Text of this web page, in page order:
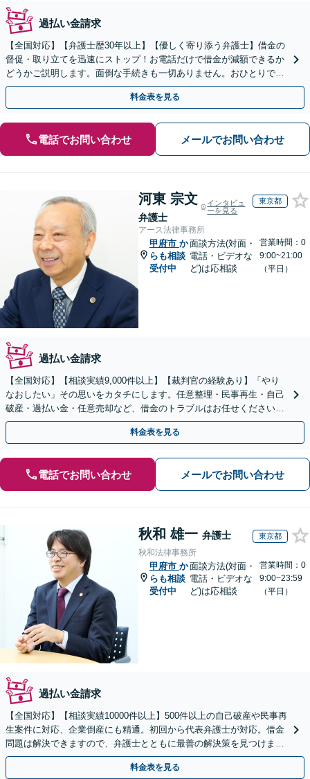
過払い金請求
【全国対応】【弁護士歴30年以上】【優しく寄り添う弁護士】借金の
督促・取り立てを迅速にストップ！お電話だけで借金が減額できるか
どうかご説明します。面倒な手続きも一切ありません。おひとりで悩
まず、お気軽にご相談ください。【電話相談可】
料金表を見る
電話でお問い合わせ メールでお問い合わせ
河東 宗文
弁護士
インタビュ
ーを見る
東京都
アース法律事務所
甲府市 か
らも相談
受付中
面談方法(対面・
電話・ビデオな
ど)は応相談
営業時間：0
9:00~21:00
（平日）
過払い金請求
【全国対応】【相談実績9,000件以上】【裁判官の経験あり】「やり
なおしたい」その思いをカタチにします。任意整理・民事再生・自己
破産・過払い金・任意売却など、借金のトラブルはお任せください。
【初回相談無料】【全国対応可能】
料金表を見る
電話でお問い合わせ メールでお問い合わせ
秋和 雄一 弁護士 東京都
秋和法律事務所
甲府市 か
らも相談
受付中
面談方法(対面・
電話・ビデオな
ど)は応相談
営業時間：0
9:00~23:59
（平日）
過払い金請求
【全国対応】【相談実績10000件以上】500件以上の自己破産や民事再
生案件に対応、企業倒産にも精通。初回から代表弁護士が対応。借金
問題は解決できますので、弁護士とともに最善の解決策を見つけまし
ょう【初回相談無料】【法テラス利用可】
料金表を見る